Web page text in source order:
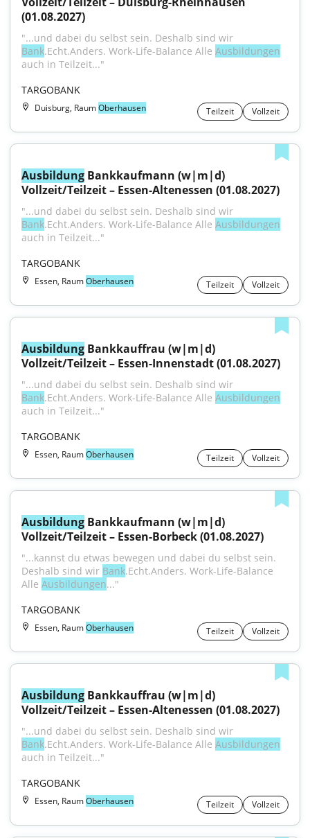
(01.08.2027)
Bank.Echt.Anders. Work-Life-Balance Alle Ausbildungen
auch in Teilzeit..."
TARGOBANK
Duisburg, RaumOberhausen Teilzeit Vollzeit
Ausbildung Bankkaufmann (w|m|d)
Vollzeit/Teilzeit – Essen-Altenessen (01.08.2027)
Bank.Echt.Anders. Work-Life-Balance Alle Ausbildungen
auch in Teilzeit..."
TARGOBANK
Essen, RaumOberhausen Teilzeit Vollzeit
Ausbildung Bankkauffrau (w|m|d)
Vollzeit/Teilzeit – Essen-Innenstadt (01.08.2027)
Bank.Echt.Anders. Work-Life-Balance Alle Ausbildungen
auch in Teilzeit..."
TARGOBANK
Essen, RaumOberhausen Teilzeit Vollzeit
Ausbildung Bankkaufmann (w|m|d)
Vollzeit/Teilzeit – Essen-Borbeck (01.08.2027)
"...kannst du etwas bewegen und dabei du selbst sein.
Deshalb sind wir Bank.Echt.Anders. Work-Life-Balance
Alle Ausbildungen..."
TARGOBANK
Essen, RaumOberhausen Teilzeit Vollzeit
Ausbildung Bankkauffrau (w|m|d)
Vollzeit/Teilzeit – Essen-Altenessen (01.08.2027)
Bank.Echt.Anders. Work-Life-Balance Alle Ausbildungen
auch in Teilzeit..."
TARGOBANK
Essen, RaumOberhausen Teilzeit Vollzeit